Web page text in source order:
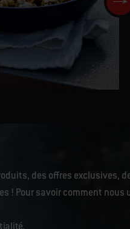
des offres exclusives,
! Pour savoir comment
.